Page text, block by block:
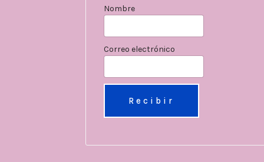
Nombre
Correo electrónico